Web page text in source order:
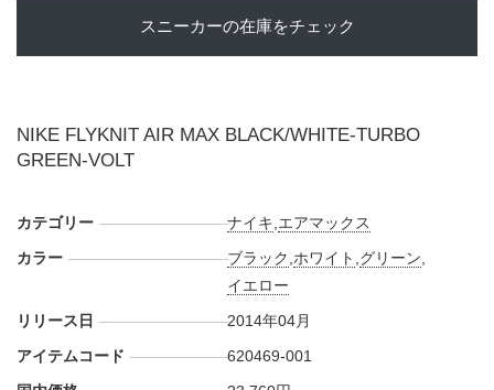
スニーカーの在庫をチェック
NIKE FLYKNIT AIR MAX BLACK/WHITE-TURBO
GREEN-VOLT
カテゴリー ナイキ エアマックス
カラー
ブラック ホワイト グリーン
イエロー
リリース日
2014年04月
アイテムコード
620469-001